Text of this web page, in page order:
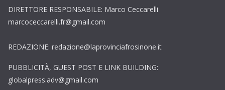
DIRETTORE RESPONSABILE: Marco Ceccarelli
marcoceccarelli.fr@gmail.com
REDAZIONE: redazione@laprovinciafrosinone.it
PUBBLICITÀ, GUEST POST E LINK BUILDING:
globalpress.adv@gmail.com